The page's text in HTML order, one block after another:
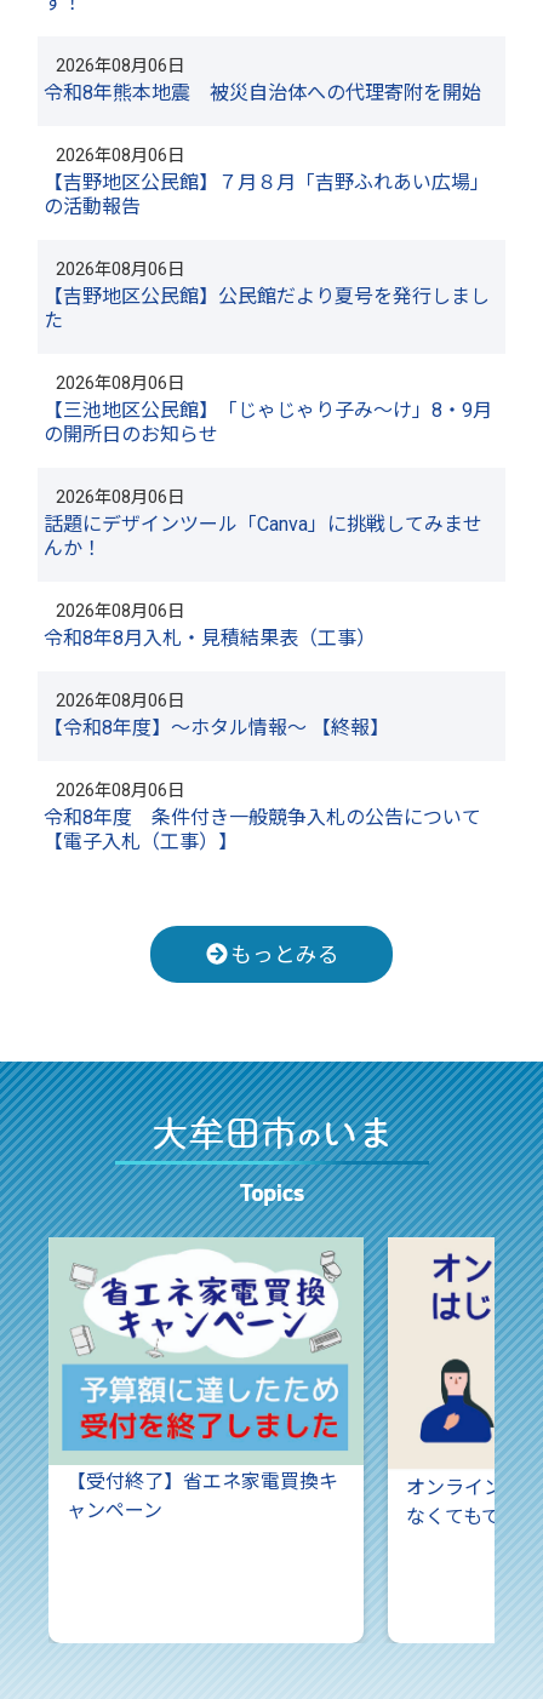
2026年08月06日
令和8年熊本地震 被災自治体への代理寄附を開始
2026年08月06日
【吉野地区公民館】７月８月「吉野ふれあい広場」
の活動報告
2026年08月06日
【吉野地区公民館】公民館だより夏号を発行しまし
た
2026年08月06日
【三池地区公民館】「じゃじゃり子み～け」8・9月
の開所日のお知らせ
2026年08月06日
話題にデザインツール「Canva」に挑戦してみませ
んか！
2026年08月06日
令和8年8月入札・見積結果表（工事）
2026年08月06日
【令和8年度】～ホタル情報～ 【終報】
2026年08月06日
令和8年度 条件付き一般競争入札の公告について
【電子入札（工事）】
もっとみる
受付終了】省エネ家電買換キ
ンペーン
オンライン申請（市役
なくてもできる手続き）